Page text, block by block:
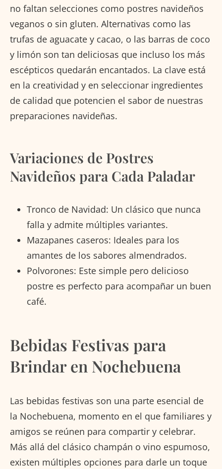
no faltan selecciones como postres navideños
veganos o sin gluten. Alternativas como las
trufas de aguacate y cacao, o las barras de coco
y limón son tan deliciosas que incluso los más
escépticos quedarán encantados. La clave está
en la creatividad y en seleccionar ingredientes
de calidad que potencien el sabor de nuestras
preparaciones navideñas.
Variaciones de Postres
Navideños para Cada Paladar
Tronco de Navidad: Un clásico que nunca
falla y admite múltiples variantes.
Mazapanes caseros: Ideales para los
amantes de los sabores almendrados.
Polvorones: Este simple pero delicioso
postre es perfecto para acompañar un buen
café.
Bebidas Festivas para
Brindar en Nochebuena
Las bebidas festivas son una parte esencial de
la Nochebuena, momento en el que familiares y
amigos se reúnen para compartir y celebrar.
Más allá del clásico champán o vino espumoso,
existen múltiples opciones para darle un toque